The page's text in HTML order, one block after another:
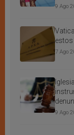
9 Ago
7 Ago
9 Ago